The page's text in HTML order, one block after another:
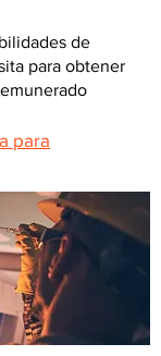
de
para obtener
para